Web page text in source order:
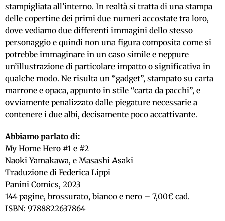
stampigliata all’interno. In realtà si tratta di una stampa
delle copertine dei primi due numeri accostate tra loro,
dove vediamo due differenti immagini dello stesso
personaggio e quindi non una figura composita come si
potrebbe immaginare in un caso simile e neppure
un’illustrazione di particolare impatto o significativa in
qualche modo. Ne risulta un “gadget”, stampato su carta
marrone e opaca, appunto in stile “carta da pacchi”, e
ovviamente penalizzato dalle piegature necessarie a
contenere i due albi, decisamente poco accattivante.
Abbiamo parlato di:
My Home Hero #1 e #2
Naoki Yamakawa, e Masashi Asaki
Traduzione di Federica Lippi
Panini Comics, 2023
144 pagine, brossurato, bianco e nero – 7,00€ cad.
ISBN: 9788822637864